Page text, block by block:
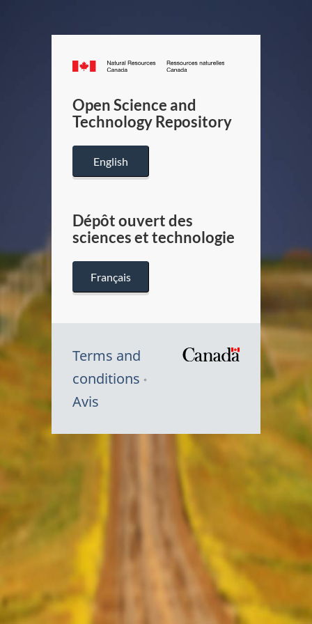
Canada.ca
/
Canada
Open Science and
Technology Repository
English
Dépôt ouvert des
sciences et technologie
Français
Terms and
conditions
Avis
Symbole
Canada